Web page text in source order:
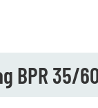
BPR 35/